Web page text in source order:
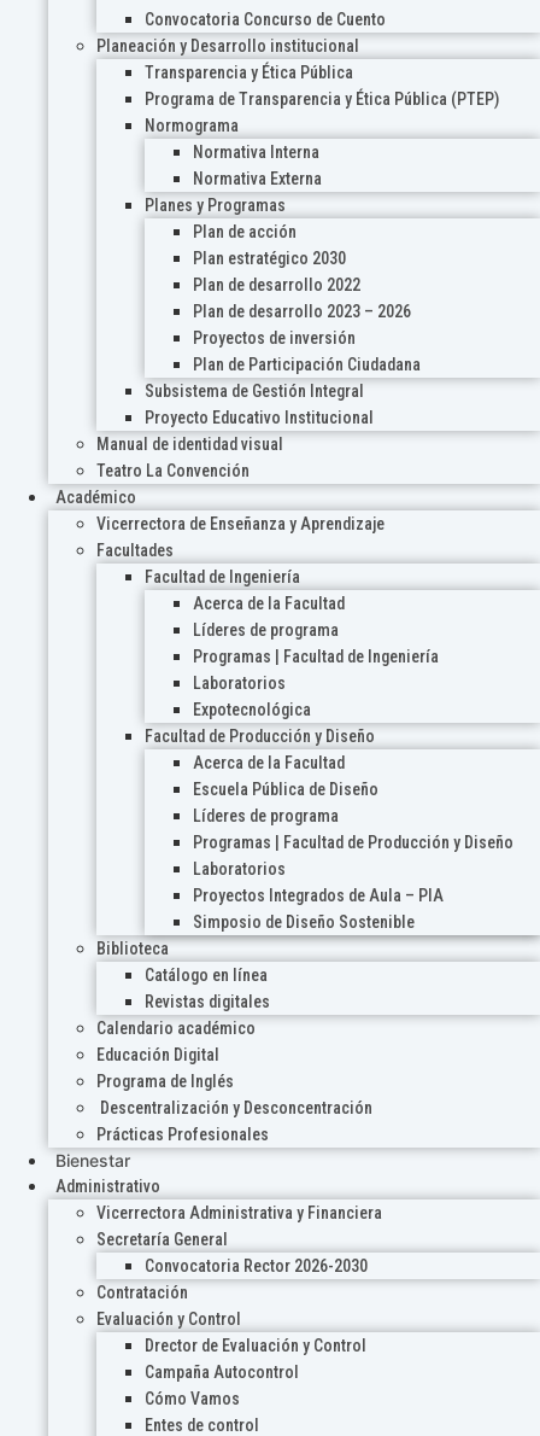
Convocatoria Concurso de Cuento
Planeación y Desarrollo institucional
Transparencia y Ética Pública
Programa de Transparencia y Ética Pública (PTEP)
Normograma
Normativa Interna
Normativa Externa
Planes y Programas
Plan de acción
Plan estratégico 2030
Plan de desarrollo 2022
Plan de desarrollo 2023 – 2026
Proyectos de inversión
Plan de Participación Ciudadana
Subsistema de Gestión Integral
Proyecto Educativo Institucional
Manual de identidad visual
Teatro La Convención
Académico
Vicerrectora de Enseñanza y Aprendizaje
Facultades
Facultad de Ingeniería
Acerca de la Facultad
Líderes de programa
Programas | Facultad de Ingeniería
Laboratorios
Expotecnológica
Facultad de Producción y Diseño
Acerca de la Facultad
Escuela Pública de Diseño
Líderes de programa
Programas | Facultad de Producción y Diseño
Laboratorios
Proyectos Integrados de Aula – PIA
Simposio de Diseño Sostenible
Biblioteca
Catálogo en línea
Revistas digitales
Calendario académico
Educación Digital
Programa de Inglés
Descentralización y Desconcentración
Prácticas Profesionales
Bienestar
Administrativo
Vicerrectora Administrativa y Financiera
Secretaría General
Convocatoria Rector 2026-2030
Contratación
Evaluación y Control
Drector de Evaluación y Control
Campaña Autocontrol
Cómo Vamos
Entes de control